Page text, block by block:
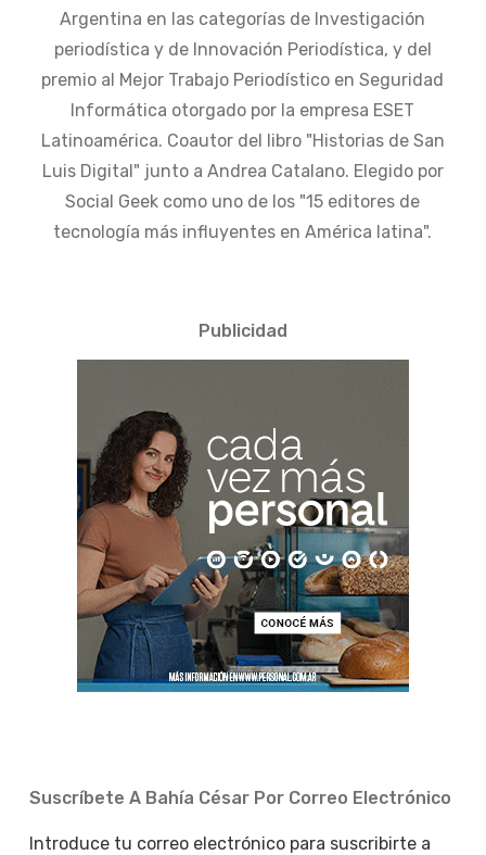
Argentina en las categorías de Investigación
periodística y de Innovación Periodística, y del
premio al Mejor Trabajo Periodístico en Seguridad
Informática otorgado por la empresa ESET
Latinoamérica. Coautor del libro "Historias de San
Luis Digital" junto a Andrea Catalano. Elegido por
Social Geek como uno de los "15 editores de
tecnología más influyentes en América latina".
Publicidad
Suscríbete A Bahía César Por Correo Electrónico
Introduce tu correo electrónico para suscribirte a